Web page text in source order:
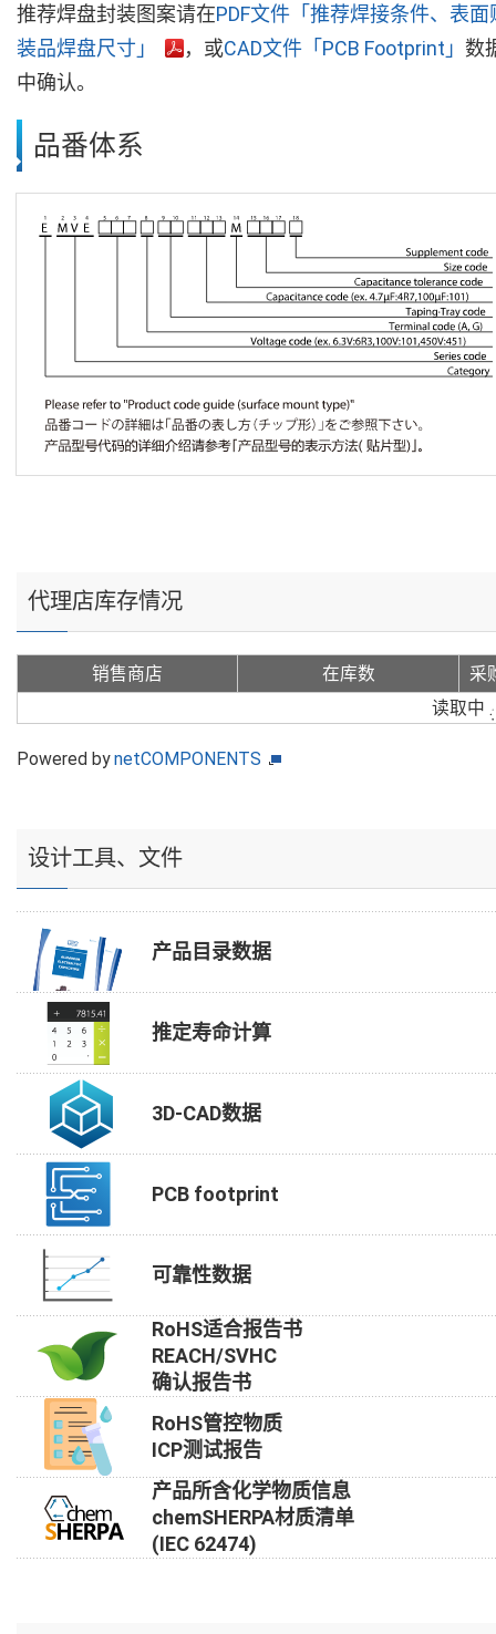
推荐焊盘封装图案请在PDF文件「推荐焊接条件、表面
装品焊盘尺寸」
，或CAD文件「PCB Footprint」 数
中确认。
品番体系
代理店库存情况
销售商店 在库数
采
读取中
Powered bynetCOMPONENTS
设计工具、文件
产品目录数据
推定寿命计算
3D-CAD数据
PCB footprint
可靠性数据
RoHS适合报告书
REACH/SVHC
确认报告书
RoHS管控物质
ICP测试报告
产品所含化学物质信息
chemSHERPA材质清单
(IEC 62474)